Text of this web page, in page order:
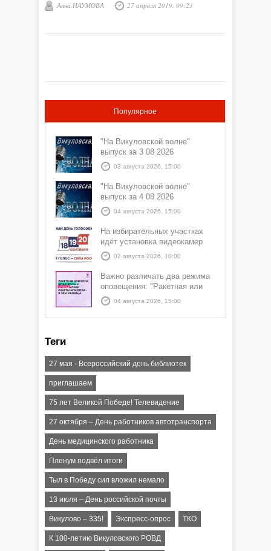
Анна НАУМОВА 27 апреля 2019, 09:23
Популярное
"На Викуловской волне"
выпуск за 3 08 2026
03 августа 2026, 15:00
"На Викуловской волне"
выпуск за 4 08 2026
04 августа 2026, 15:00
На избирательных участках
идёт установка видеокамер
02 августа 2026, 10:00
Важно различать два режима
оповещения: "Ракетная или
БПЛА опасность" и "Угроза
атаки ракеты или БПЛА"
04 августа 2026, 15:00
Теги
27 мая - Всероссийский день библиотек
приглашаем
75 лет Великой Победе! Телевидение
27 октября – День работников автотранспорта
День медицинского работника
Пленум подвёл итоги
Тыл в Победу сил вложил немало
13 июля – День российской почты
Викулово – 335! Экспресс-опрос ТКО
К 100-летию Викуловского РОВД